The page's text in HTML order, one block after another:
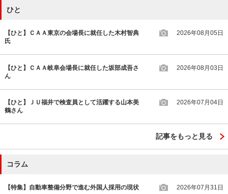
ひと
【ひと】ＣＡＡ東京の会場長に就任した木村智典
氏
2026年08月05日
【ひと】ＣＡＡ岐阜会場長に就任した坂部成吾さ
ん
2026年08月03日
【ひと】ＪＵ福井で検査員として活躍する山本美
鶴さん
2026年07月04日
記事をもっと見る
コラム
【特集】自動車整備分野で進む外国人採用の現状 2026年07月31日